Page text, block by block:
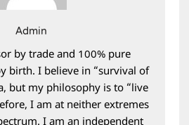
Admin
by trade and 100% pure
birth. I believe in “survival of
but my philosophy is to “live
I am at neither extremes